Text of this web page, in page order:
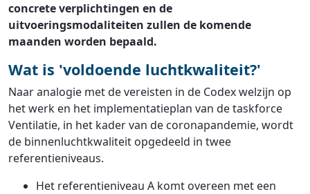
concrete verplichtingen en de
uitvoeringsmodaliteiten zullen de komende
maanden worden bepaald.
Wat is 'voldoende luchtkwaliteit?'
Naar analogie met de vereisten in de Codex welzijn op
het werk en het implementatieplan van de taskforce
Ventilatie, in het kader van de coronapandemie, wordt
de binnenluchtkwaliteit opgedeeld in twee
referentieniveaus.
Het referentieniveau A komt overeen met een